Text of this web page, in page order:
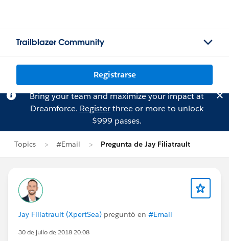
Trailblazer Community
Registrarse
Bring your team and maximize your impact at
Dreamforce. Registerthree or more to unlock
$999 passes.
Topics #Email Pregunta de Jay Filiatrault
Jay Filiatrault (XpertSea) preguntó en #Email
30 de julio de 2018 20:08